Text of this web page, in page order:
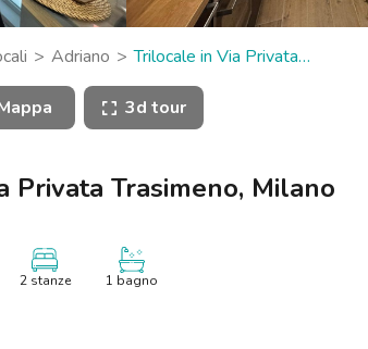
Catania
PadovaAdriano
Trilocale in Via Privata
3d tour
Privata Trasimeno, Milano
2 stanze 1 bagno